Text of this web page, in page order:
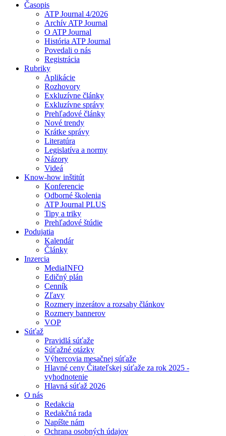
Časopis
ATP Journal 4/2026
Archív ATP Journal
O ATP Journal
História ATP Journal
Povedali o nás
Registrácia
Rubriky
Aplikácie
Rozhovory
Exkluzívne články
Exkluzívne správy
Prehľadové články
Nové trendy
Krátke správy
Literatúra
Legislatíva a normy
Názory
Videá
Know-how inštitút
Konferencie
Odborné školenia
ATP Journal PLUS
Tipy a triky
Prehľadové štúdie
Podujatia
Kalendár
Články
Inzercia
MediaINFO
Edičný plán
Cenník
Zľavy
Rozmery inzerátov a rozsahy článkov
Rozmery bannerov
VOP
Súťaž
Pravidlá súťaže
Súťažné otázky
Výhercovia mesačnej súťaže
Hlavné ceny Čitateľskej súťaže za rok 2025 -
vyhodnotenie
Hlavná súťaž 2026
O nás
Redakcia
Redakčná rada
Napíšte nám
Ochrana osobných údajov